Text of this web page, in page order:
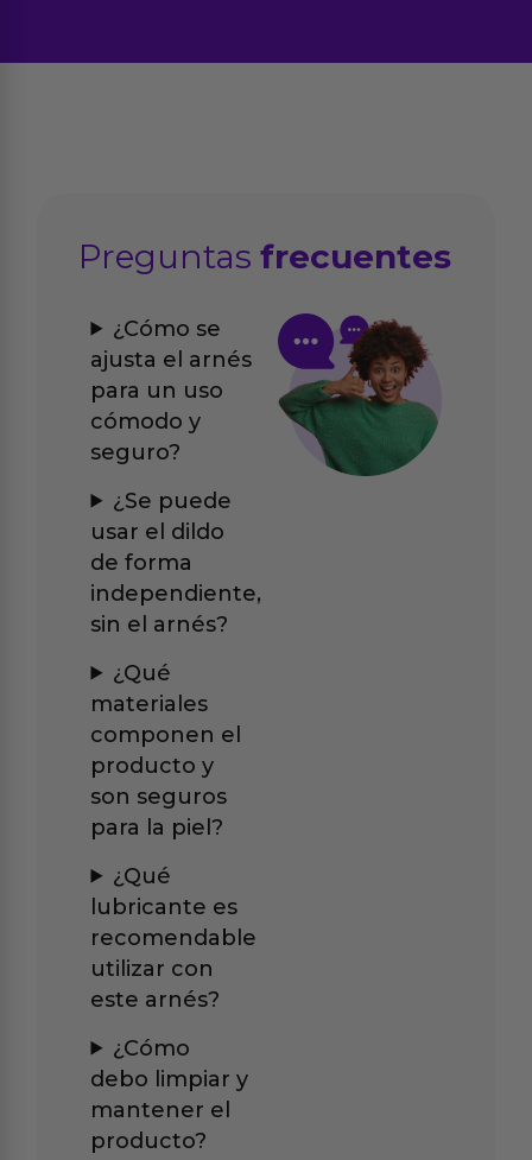
Preguntasfrecuentes
¿Cómo se
ajusta el arnés
para un uso
cómodo y
seguro?
¿Se puede
usar el dildo
de forma
independiente,
sin el arnés?
¿Qué
materiales
componen el
producto y
son seguros
para la piel?
¿Qué
lubricante es
recomendable
utilizar con
este arnés?
¿Cómo
debo limpiar y
mantener el
producto?